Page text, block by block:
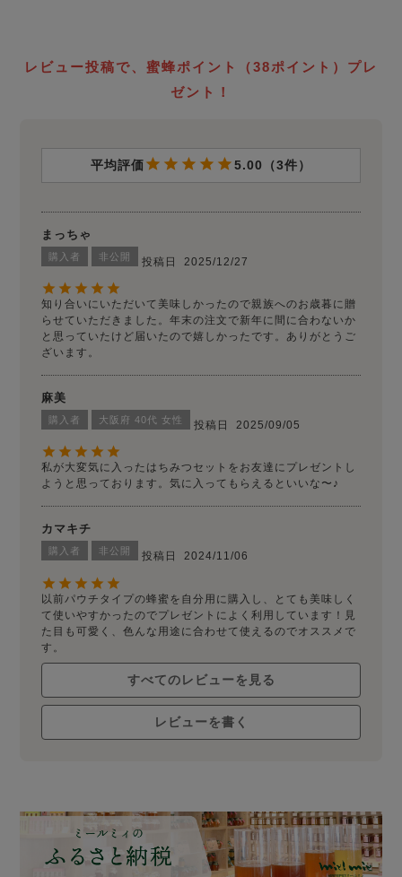
レビュー投稿で、蜜蜂ポイント（38ポイント）プレ
ゼント！
5.00 3
まっちゃ
購入者 非公開 投稿日 2025/12/27
知り合いにいただいて美味しかったので親族へのお歳暮に贈
らせていただきました。年末の注文で新年に間に合わないか
と思っていたけど届いたので嬉しかったです。ありがとうご
ざいます。
麻美
購入者 大阪府 40代 女性 投稿日 2025/09/05
私が大変気に入ったはちみつセットをお友達にプレゼントし
ようと思っております。気に入ってもらえるといいな〜♪
カマキチ
購入者 非公開 投稿日 2024/11/06
以前パウチタイプの蜂蜜を自分用に購入し、とても美味しく
て使いやすかったのでプレゼントによく利用しています！見
た目も可愛く、色んな用途に合わせて使えるのでオススメで
す。
すべてのレビューを見る
レビューを書く